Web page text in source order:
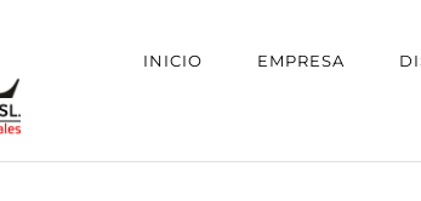
INICIO EMPRESA